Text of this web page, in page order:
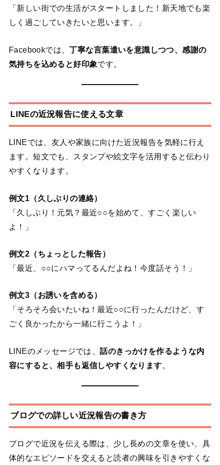
「新しい街での生活がスタートしました！新天地でも楽
しく過ごしていきたいと思います。」
Facebookでは、丁寧な言葉遣いを意識しつつ、感謝の
気持ちを込めると好印象です。
LINEの近況報告に使える文章
LINEでは、友人や家族に向けた近況報告を気軽に行え
ます。短文でも、スタンプや絵文字を活用すると伝わり
やすくなります。
例文1（久しぶりの連絡）
「久しぶり！元気？最近○○を始めて、すごく楽しい
よ！」
例文2（ちょっとした報告）
「最近、○○にハマってるんだよね！今度話そう！」
例文3（お誘いを含める）
「そろそろ会いたいね！最近○○に行ったんだけど、す
ごく良かったから一緒に行こうよ！」
LINEのメッセージでは、話のきっかけを作るような内
容にすると、相手も返信しやすくなります
ブログでの詳しい近況報告の書き方
ブログで近況を伝える際は、少し長めの文章を使い、具
体的なエピソードを交えると読者の興味を引きやすくな